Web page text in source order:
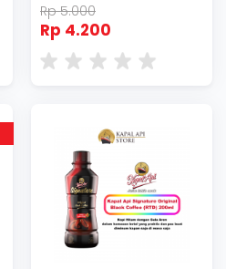
Rp 5.000
Rp 4.200